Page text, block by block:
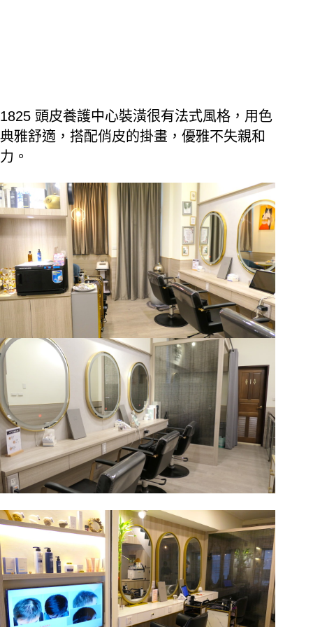
1825 頭皮養護中心裝潢很有法式風格，用色
典雅舒適，搭配俏皮的掛畫，優雅不失親和
力。